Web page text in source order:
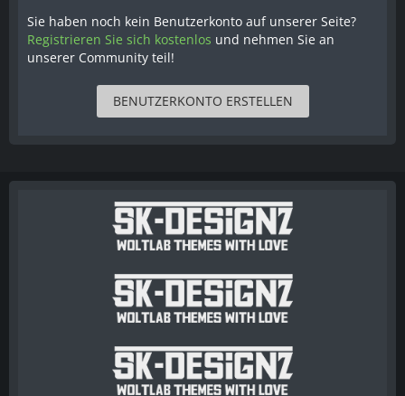
Sie haben noch kein Benutzerkonto auf unserer Seite?
Registrieren Sie sich kostenlos und nehmen Sie an
unserer Community teil!
BENUTZERKONTO ERSTELLEN